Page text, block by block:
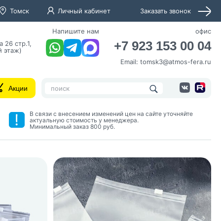
Томск Личный кабинет Заказать звонок
26 стр.1,
этаж)
Напишите нам офис
+7 923 153 00 04
Email: tomsk3@atmos-fera.ru
Акции
В связи с внесением изменений цен на сайте уточняйте
актуальную стоимость у менеджера.
Минимальный заказ 800 руб.
и согласие с